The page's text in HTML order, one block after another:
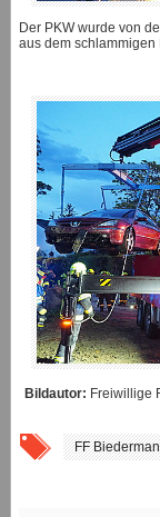
Der PKW wurde von
aus dem schlammigen
Bildautor: Freiwillige
FF